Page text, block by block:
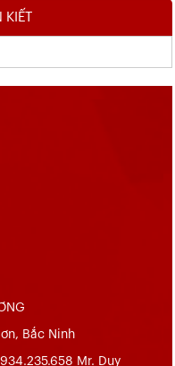
KIẾT
Bắc Ninh
Mr. Duy